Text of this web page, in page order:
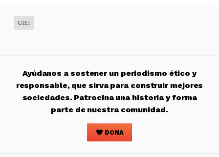
GIEI
Ayúdanos a sostener un periodismo ético y
responsable, que sirva para construir mejores
sociedades. Patrocina una historia y forma
parte de nuestra comunidad.
DONA